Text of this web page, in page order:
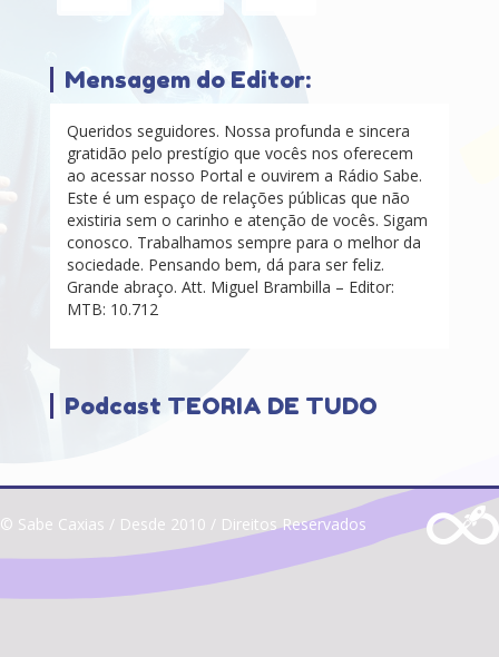
Mensagem do Editor:
Queridos seguidores. Nossa profunda e sincera
gratidão pelo prestígio que vocês nos oferecem
ao acessar nosso Portal e ouvirem a Rádio Sabe.
Este é um espaço de relações públicas que não
existiria sem o carinho e atenção de vocês. Sigam
conosco. Trabalhamos sempre para o melhor da
sociedade. Pensando bem, dá para ser feliz.
Grande abraço. Att. Miguel Brambilla – Editor:
MTB: 10.712
Podcast TEORIA DE TUDO
© Sabe Caxias / Desde 2010 / Direitos Reservados